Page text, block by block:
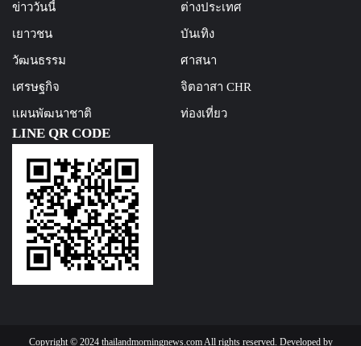
ข่าววันนี้
เยาวชน
วัฒนธรรม
เศรษฐกิจ
แผนพัฒนาชาติ
ต่างประเทศ
บันเทิง
ศาสนา
จิตอาสา CHR
ท่องเที่ยว
LINE QR CODE
Copyright © 2024 thailandmorningnews.com All rights reserved. Developed by